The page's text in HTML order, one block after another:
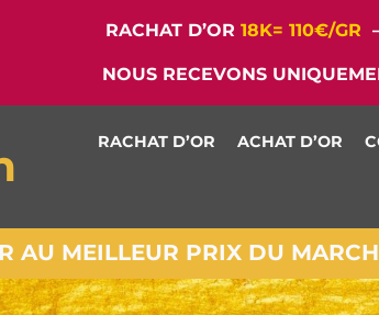
RACHAT D’OR 18K= 110€/GR
NOUS RECEVONS
RACHAT D’OR ACHAT D’OR
AU MEILLEUR PRIX DU